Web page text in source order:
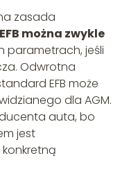
zasada
można zwykle
parametrach, jeśli
Odwrotna
EFB może
dla AGM.
auta, bo
jest